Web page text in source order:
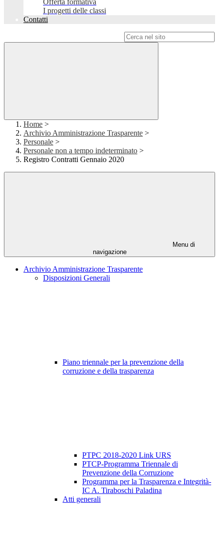
Offerta formativa
I progetti delle classi
Contatti
Home >
Archivio Amministrazione Trasparente >
Personale >
Personale non a tempo indeterminato >
Registro Contratti Gennaio 2020
Menu di
navigazione
Archivio Amministrazione Trasparente
Disposizioni Generali
Piano triennale per la prevenzione della
corruzione e della trasparenza
PTPC 2018-2020 Link URS
PTCP-Programma Triennale di
Prevenzione della Corruzione
Programma per la Trasparenza e Integrità-
IC A. Tiraboschi Paladina
Atti generali